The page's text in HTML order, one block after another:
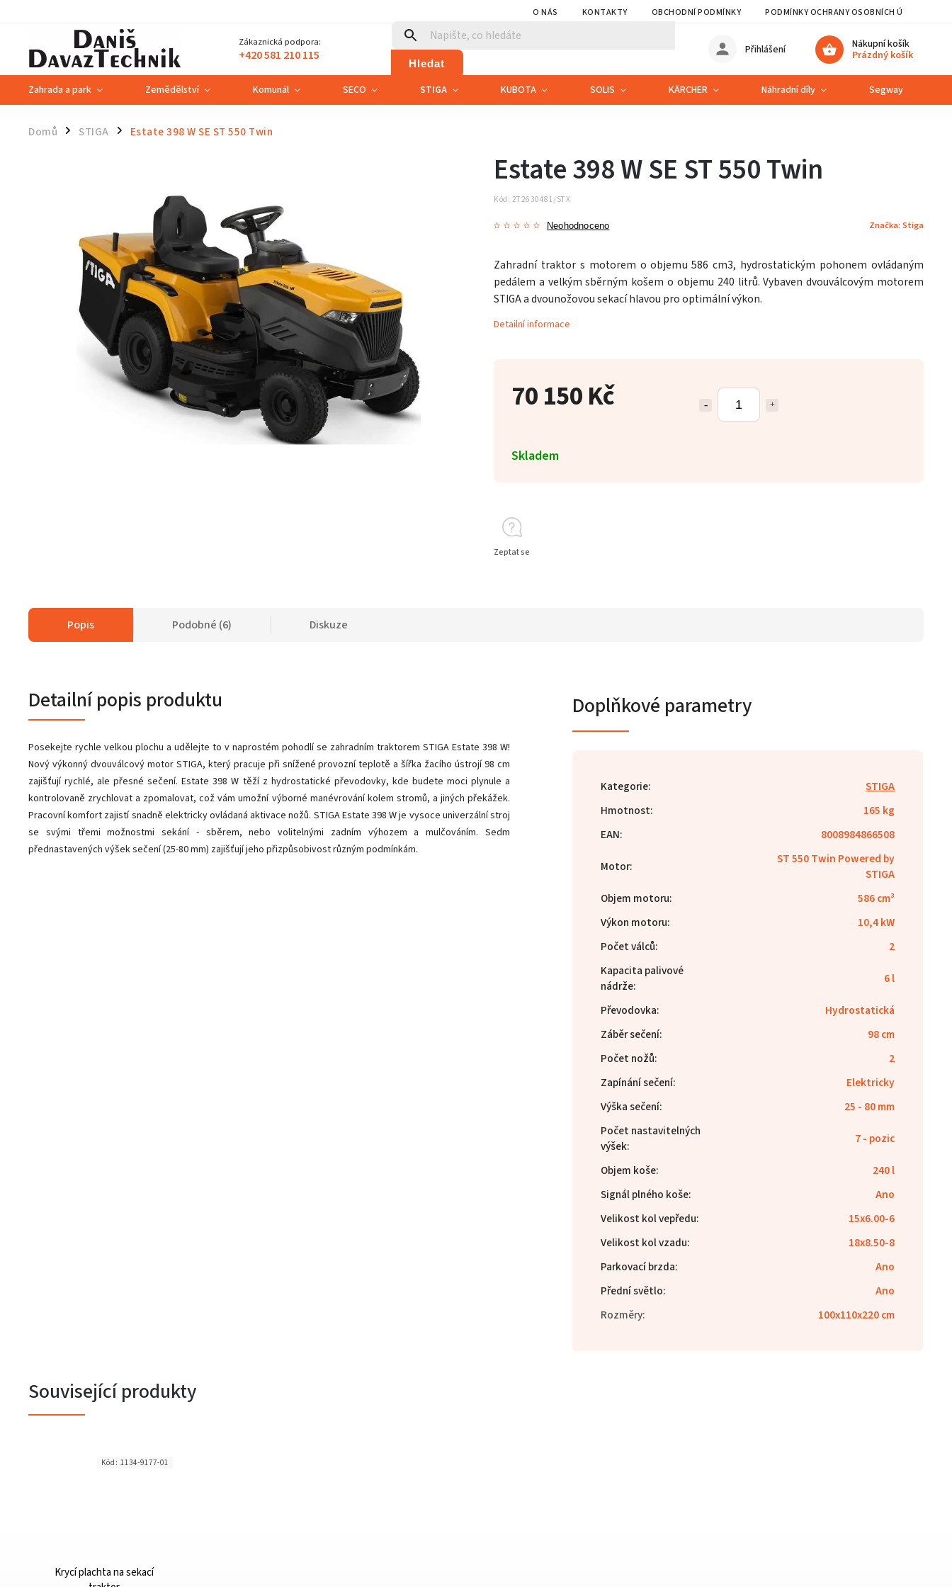
O NÁS KONTAKTY OBCHODNÍ PODMÍNKY PODMÍNKY OCHRANY OSOBNÍCH ÚDAJŮ
Zákaznická podpora:
+420 581 210 115 Hledat
Nákupní košík
Prázdný košík
Přihlášení
Zahrada a park Zemědělství Komunál SECO STIGA KUBOTA SOLIS KÄRCHER Náhradní díly Segway
Domů / STIGA / Estate 398 W SE ST 550 Twin
70 150 Kč
Skladem
Estate 398 W SE ST 550 Twin
Kód: 2T2630481/STX
Neohodnoceno Značka: Stiga
Zahradní traktor s motorem o objemu 586 cm3, hydrostatickým pohonem ovládaným
pedálem a velkým sběrným košem o objemu 240 litrů. Vybaven dvouválcovým motorem
STIGA a dvounožovou sekací hlavou pro optimální výkon.
Detailní informace
Zeptat se
Popis Podobné (6) Diskuze
Detailní popis produktu
Posekejte rychle velkou plochu a udělejte to v naprostém pohodlí se zahradním traktorem STIGA Estate 398 W!
Nový výkonný dvouválcový motor STIGA, který pracuje při snížené provozní teplotě a šířka žacího ústrojí 98 cm
zajišťují rychlé, ale přesné sečení. Estate 398 W těží z hydrostatické převodovky, kde budete moci plynule a
kontrolovaně zrychlovat a zpomalovat, což vám umožní výborné manévrování kolem stromů, a jiných překážek.
Pracovní komfort zajistí snadně elektricky ovládaná aktivace nožů. STIGA Estate 398 W je vysoce univerzální stroj
se svými třemi možnostmi sekání - sběrem, nebo volitelnými zadním výhozem a mulčováním. Sedm
přednastavených výšek sečení (25-80 mm) zajišťují jeho přizpůsobivost různým podmínkám.
Doplňkové parametry
Kategorie:
STIGA
Hmotnost:
165 kg
EAN: 8008984866508
Motor:
ST 550 Twin Powered by
STIGA
Objem motoru:
586 cm³
Výkon motoru:
10,4 kW
Počet válců:
2
Kapacita palivové
nádrže: 6 l
Převodovka:
Hydrostatická
Záběr sečení:
98 cm
Počet nožů:
2
Zapínání sečení:
Elektricky
Výška sečení:
25 - 80 mm
Počet nastavitelných
výšek: 7 - pozic
Objem koše:
240 l
Signál plného koše:
Ano
Velikost kol vepředu:
15x6.00-6
Velikost kol vzadu:
18x8.50-8
Parkovací brzda:
Ano
Přední světlo:
Ano
Rozměry: 100x110x220 cm
Související produkty
Krycí plachta na sekací
Kód: 1134-9177-01